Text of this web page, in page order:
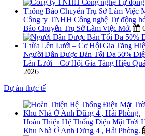
Công ty TNHH Công nghệ Tự động
Báo Chuyển Trụ Sở Làm Việc Mới
Người Dân Được Bán Tối Đa 50%
Lên Lưới – Cơ Hội Gia Tăng Hiệu
2026
Dự án thực tế
Hoàn Thiện Hệ Thống Điện Mặt Trời
Khu Nhà Ở Anh Dũng 4 , Hải Phòng.